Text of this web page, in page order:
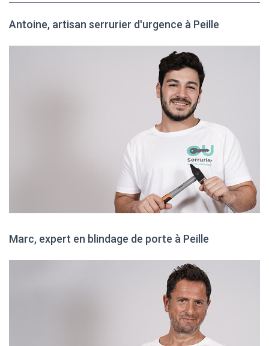
Antoine, artisan serrurier d'urgence à Peille
Marc, expert en blindage de porte à Peille